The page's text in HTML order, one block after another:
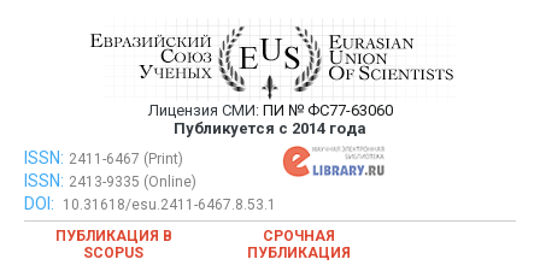
Евразийский Союз Ученых —
публикация научных статей в
ежемесячном научном журнале
Лицензия СМИ: ПИ № ФС77-63060
Публикуется с 2014 года
Евразийский Союз Ученых — публикация научных статей в
ежемесячном научном журнале
ISSN: 2411-6467 (Print)
ISSN: 2413-9335 (Online)
DOI:
10.31618/esu.2411-6467.8.53.1
ПУБЛИКАЦИЯ В
SCOPUS
СРОЧНАЯ
ПУБЛИКАЦИЯ